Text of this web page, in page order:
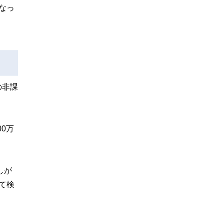
っ
非課
万
が
検